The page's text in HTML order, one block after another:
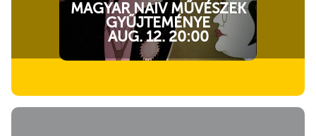
MAGYAR NAIV MŰVÉSZEK
GYŰJTEMÉNYE
AUG. 12. 20:00